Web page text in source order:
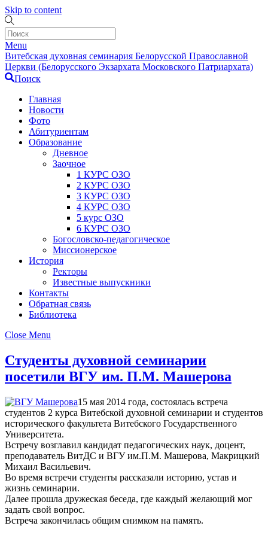
Skip to content
Menu
Витебская духовная семинария Белорусской Православной
Церкви (Белорусского Экзархата Московского Патриархата)
Поиск
Главная
Новости
Фото
Абитуриентам
Образование
Дневное
Заочное
1 КУРС ОЗО
2 КУРС ОЗО
3 КУРС ОЗО
4 КУРС ОЗО
5 курс ОЗО
6 КУРС ОЗО
Богословско-педагогическое
Миссионерское
История
Ректоры
Известные выпускники
Контакты
Обратная связь
Библиотека
Close Menu
Студенты духовной семинарии
посетили ВГУ им. П.М. Машерова
15 мая 2014 года, состоялась встреча
студентов 2 курса Витебской духовной семинарии и студентов
исторического факультета Витебского Государственного
Университета.
Встречу возглавил кандидат педагогических наук, доцент,
преподаватель ВитДС и ВГУ им.П.М. Машерова, Макрицкий
Михаил Васильевич.
Во время встречи студенты рассказали историю, устав и
жизнь семинарии.
Далее прошла дружеская беседа, где каждый желающий мог
задать свой вопрос.
Встреча закончилась общим снимком на память.